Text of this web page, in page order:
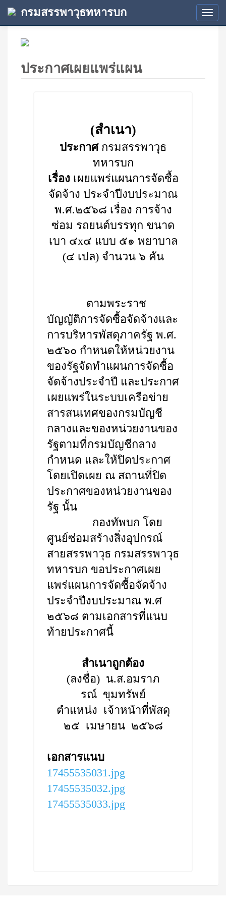
กรมสรรพาวุธทหารบก
ประกาศเผยแพร่แผน
(สำเนา)
ประกาศกรมสรรพาวุธ
ทหารบก
เรื่อง เผยแพร่แผนการจัดซื้อ
จัดจ้าง ประจำปีงบประมาณ
พ.ศ.๒๕๖๘ เรื่อง การจ้าง
ซ่อม รถยนต์บรรทุก ขนาด
เบา ๔x๔ แบบ ๕๑ พยาบาล
(๔ เปล) จำนวน ๖ คัน
ตามพระราช
บัญญัติการจัดซื้อจัดจ้างและ
การบริหารพัสดุภาครัฐ พ.ศ.
๒๕๖๐ กำหนดให้หน่วยงาน
ของรัฐจัดทำแผนการจัดซื้อ
จัดจ้างประจำปี และประกาศ
เผยแพร่ในระบบเครือข่าย
สารสนเทศของกรมบัญชี
กลางและของหน่วยงานของ
รัฐตามที่กรมบัญชีกลาง
กำหนด และให้ปิดประกาศ
โดยเปิดเผย ณ สถานที่ปิด
ประกาศของหน่วยงานของ
รัฐ นั้น
กองทัพบก โดย
ศูนย์ซ่อมสร้างสิ่งอุปกรณ์
สายสรรพาวุธ กรมสรรพาวุธ
ทหารบก ขอประกาศเผย
แพร่แผนการจัดซื้อจัดจ้าง
ประจำปีงบประมาณ พ.ศ
๒๕๖๘ ตามเอกสารที่แนบ
ท้ายประกาศนี้
สำเนาถูกต้อง
(ลงชื่อ) น.ส.อมราภ
รณ์ ขุมทรัพย์
ตำแหน่ง เจ้าหน้าที่พัสดุ
๒๕ เมษายน ๒๕๖๘
เอกสารแนบ
17455535031.jpg
17455535032.jpg
17455535033.jpg